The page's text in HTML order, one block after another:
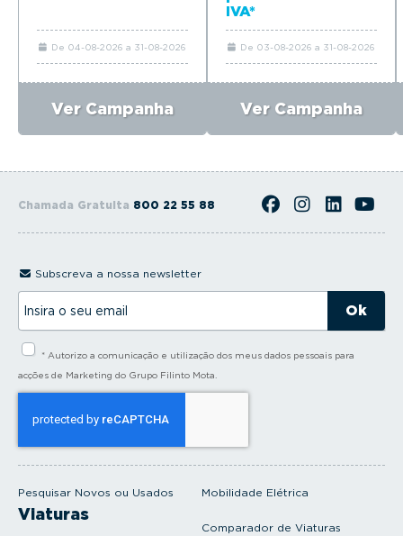
De 04-08-2026 a 31-08-2026
Ver Campanha
IVA*
De 03-08-2026 a 31-08-2026
Ver Campanha
Chamada Gratuita 800 22 55 88
Pesquisar Novos ou Usados
Viaturas
Mobilidade Elétrica
Comparador de Viaturas
Subscreva a nossa newsletter
s
* Autorizo a comunicação e utilização dos meus dados pessoais para
acções de Marketing do Grupo Filinto Mota.